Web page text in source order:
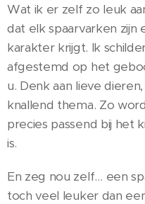
Wat ik er zelf zo leuk
dat elk spaarvarken zijn
karakter krijgt. Ik
afgestemd op het
u. Denk aan lieve
knallend thema. Zo
precies passend bij het
is.
En zeg nou zelf… een
toch veel leuker dan